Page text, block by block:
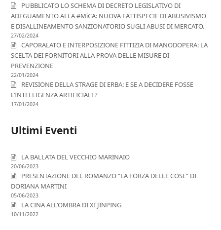
PUBBLICATO LO SCHEMA DI DECRETO LEGISLATIVO DI
ADEGUAMENTO ALLA #MiCA: NUOVA FATTISPECIE DI ABUSIVISMO
E DISALLINEAMENTO SANZIONATORIO SUGLI ABUSI DI MERCATO.
27/02/2024
CAPORALATO E INTERPOSIZIONE FITTIZIA DI MANODOPERA: LA
SCELTA DEI FORNITORI ALLA PROVA DELLE MISURE DI
PREVENZIONE
22/01/2024
REVISIONE DELLA STRAGE DI ERBA: E SE A DECIDERE FOSSE
L’INTELLIGENZA ARTIFICIALE?
17/01/2024
Ultimi Eventi
LA BALLATA DEL VECCHIO MARINAIO
20/06/2023
PRESENTAZIONE DEL ROMANZO “LA FORZA DELLE COSE” DI
DORIANA MARTINI
05/06/2023
LA CINA ALL’OMBRA DI XI JINPING
10/11/2022